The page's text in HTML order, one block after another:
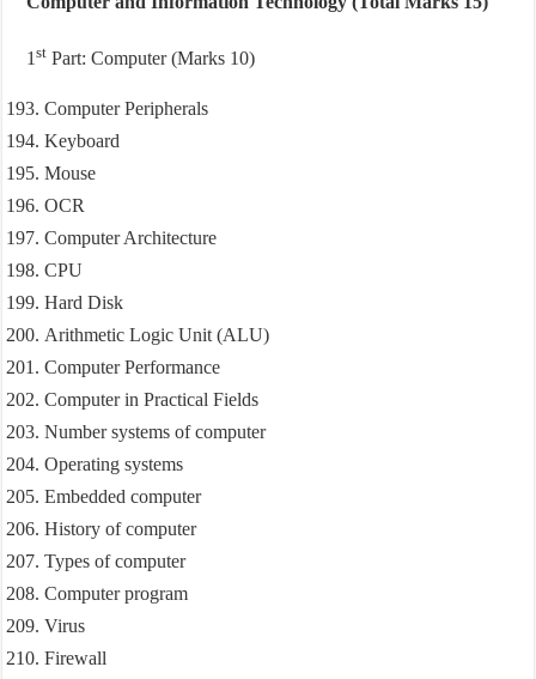
1st Part: Computer (Marks 10)
Computer Peripherals
Keyboard
Mouse
OCR
Computer Architecture
CPU
Hard Disk
Arithmetic Logic Unit (ALU)
Computer Performance
Computer in Practical Fields
Number systems of computer
Operating systems
Embedded computer
History of computer
Types of computer
Computer program
Virus
Firewall